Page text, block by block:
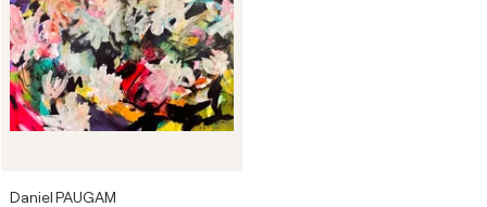
Daniel PAUGAM